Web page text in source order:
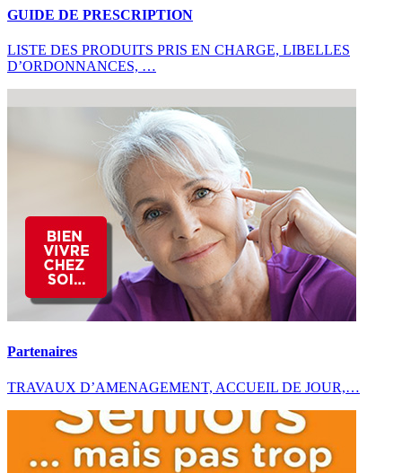
GUIDE DE PRESCRIPTION
LISTE DES PRODUITS PRIS EN CHARGE, LIBELLES
D’ORDONNANCES, …
Partenaires
TRAVAUX D’AMENAGEMENT, ACCUEIL DE JOUR,…